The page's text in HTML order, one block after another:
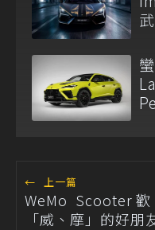
← 上一篇
WeMo Scooter
「威、摩」的好朋